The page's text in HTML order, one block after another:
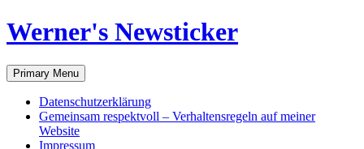
Werner's Newsticker
Search
Primary Menu Skip
to
content
Datenschutzerklärung
Gemeinsam respektvoll – Verhaltensregeln auf meiner
Website
Impressum